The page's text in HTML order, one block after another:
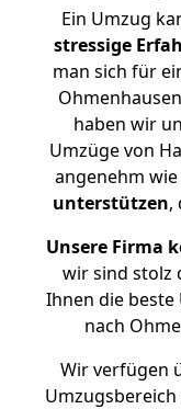
Ein Umzug
stressige
man sich für
haben wir
Umzüge von
angenehm
unterstützen,
Unsere Firma
wir sind stolz
Ihnen die
nach
Wir verfügen